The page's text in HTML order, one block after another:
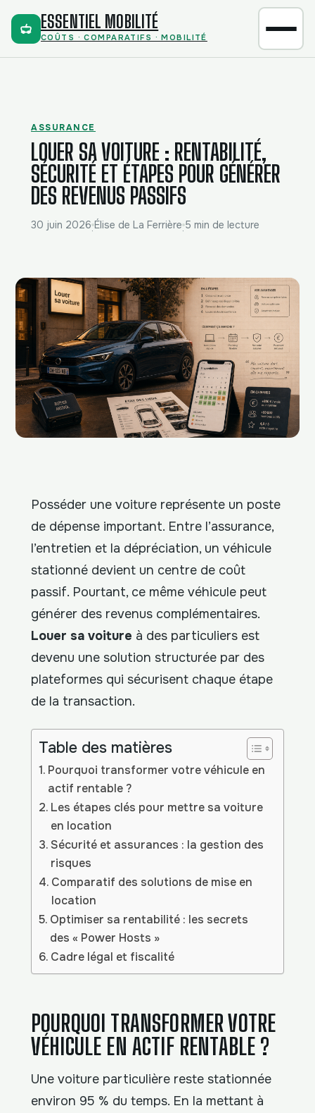
ESSENTIEL MOBILITÉ
COÛTS · COMPARATIFS · MOBILITÉ
ASSURANCE
LOUER SA VOITURE : RENTABILITÉ,
SÉCURITÉ ET ÉTAPES POUR GÉNÉRER
DES REVENUS PASSIFS
30 juin 2026·Élise de La Ferrière·5 min de lecture
Posséder une voiture représente un poste
de dépense important. Entre l’assurance,
l’entretien et la dépréciation, un véhicule
stationné devient un centre de coût
passif. Pourtant, ce même véhicule peut
générer des revenus complémentaires.
Louer sa voiture à des particuliers est
devenu une solution structurée par des
plateformes qui sécurisent chaque étape
de la transaction.
Table des matières
Pourquoi transformer votre véhicule en
actif rentable ?
Les étapes clés pour mettre sa voiture
en location
Sécurité et assurances : la gestion des
risques
Comparatif des solutions de mise en
location
Optimiser sa rentabilité : les secrets
des « Power Hosts »
Cadre légal et fiscalité
POURQUOI TRANSFORMER VOTRE
VÉHICULE EN ACTIF RENTABLE ?
Une voiture particulière reste stationnée
environ 95 % du temps. En la mettant à